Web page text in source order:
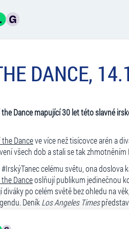
DANCE,
Dance mapující 30 let této slavné
Danceve více než tisícovce arén a
všech dob a stali se tak
celému světu, ona
Danceoslňují publikum jedinečnou
po celém světě bez ohledu na
Deník Los Angeles Times
synchronizovaným tancem a